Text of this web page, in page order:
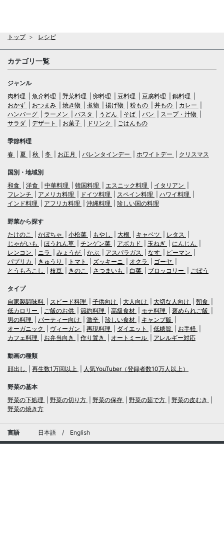
トップ レシピ
カテゴリ一覧
ジャンル
肉料理
魚介料理 野菜料理 卵料理 豆料理 豆腐料理
鍋料理
おかず
おつまみ 焼き物 煮物 揚げ物 粉もの 丼もの
カレー
ハンバーグ
ラーメン パスタ うどん そば パン
スープ・汁物
サラダ
デザート お菓子 ドリンク ごはんもの
季節料理
春
夏 秋 冬 お正月 バレンタインデー ホワイトデー クリスマス
国別・地域別
和食
洋食 中華料理 韓国料理 エスニック料理
イタリアン
フレンチ
アメリカ料理 ドイツ料理 スペイン料理
ハワイ料理
インド料理
アフリカ料理 沖縄料理 珍しい国の料理
野菜から探す
たけのこ
かぼちゃ 小松菜 もやし 大根 キャベツ
レタス
じゃがいも
ほうれん草 チンゲン菜 アボカド 玉ねぎ
にんじん
レンコン
ニラ みょうが かぶ アスパラガス なす
ピーマン
パプリカ
きゅうり トマト ズッキーニ オクラ
ゴーヤ
とうもろこし
枝豆 きのこ さつまいも 白菜 ブロッコリー ごぼう
タイプ
自家製調味料
スピード料理 子供向け 大人向け 大切な人向け
朝食
低カロリー
ご飯のお供 節約料理 高級食材 モテ料理
褒められご飯
男の料理
パーティー向け 激辛 珍しい食材
キャンプ飯
オーガニック
ヴィーガン 再現料理 ダイエット 低糖質
お手軽
カフェ料理
お弁当向き 作り置き オートミール アレルギー対応
動画の種類
顔出し
再生数1万回以上 人気YouTuber（登録者数10万人以上）
野菜の基本
野菜の下処理
野菜の切り方 野菜の保存 野菜の茹で方
野菜の皮むき
野菜の焼き方
言語 日本語 / English